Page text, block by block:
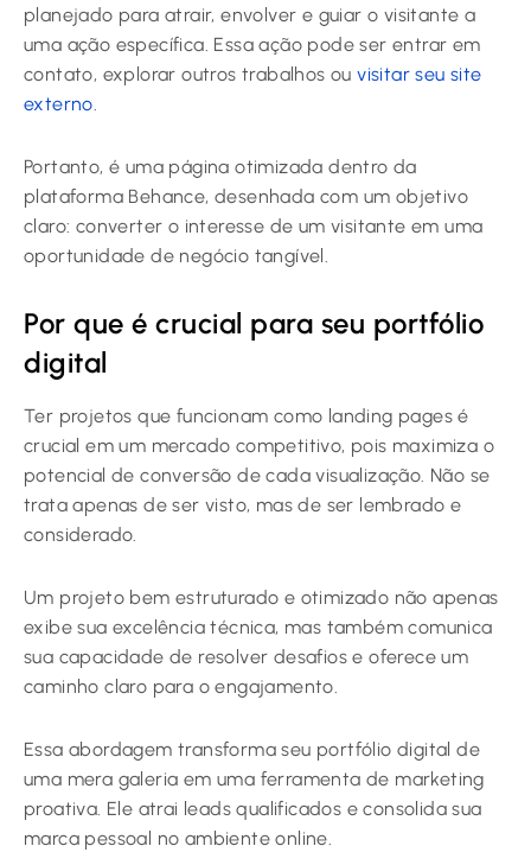
planejado para atrair, envolver e guiar o visitante a
uma ação específica. Essa ação pode ser entrar em
contato, explorar outros trabalhos ouvisitar seu site
externo
Portanto, é uma página otimizada dentro da
plataforma Behance, desenhada com um objetivo
claro: converter o interesse de um visitante em uma
oportunidade de negócio tangível.
Por que é crucial para seu portfólio
digital
Ter projetos que funcionam como landing pages é
crucial em um mercado competitivo, pois maximiza o
potencial de conversão de cada visualização. Não se
trata apenas de ser visto, mas de ser lembrado e
considerado.
Um projeto bem estruturado e otimizado não apenas
exibe sua excelência técnica, mas também comunica
sua capacidade de resolver desafios e oferece um
caminho claro para o engajamento.
Essa abordagem transforma seu portfólio digital de
uma mera galeria em uma ferramenta de marketing
proativa. Ele atrai leads qualificados e consolida sua
marca pessoal no ambiente online.